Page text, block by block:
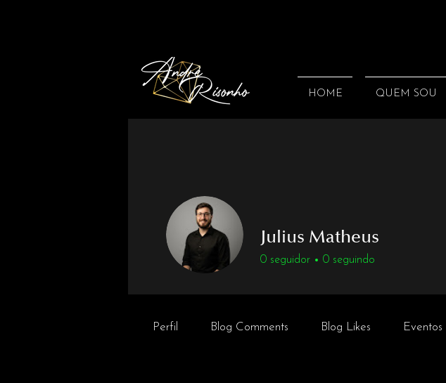
HOME QUEM SOU
Julius Matheus
0 seguidor 0 seguindo
Perfil Blog Comments Blog Likes Eventos